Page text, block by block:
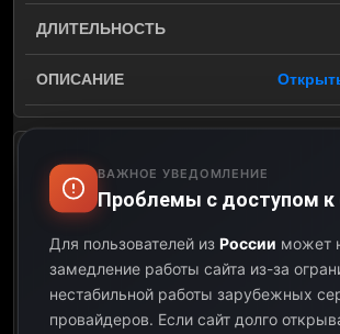
х/ф
ВАЖНОЕ УВЕДОМЛЕНИЕ
Проблемы с доступом к
Для пользователей из России может
замедление работы сайта из-за
нестабильной работы зарубежных
провайдеров. Если сайт долго